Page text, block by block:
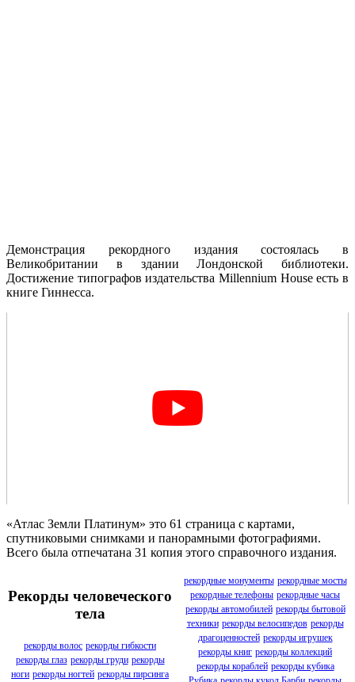
Демонстрация рекордного издания состоялась в
Великобритании в здании Лондонской библиотеки.
Достижение типографов издательства Millennium House есть в
книге Гиннесса.
«Атлас Земли Платинум» это 61 страница с картами,
спутниковыми снимками и панорамными фотографиями.
Всего была отпечатана 31 копия этого справочного издания.
Рекорды человеческого
тела
рекорды волос рекорды гибкости
рекорды глаз рекорды груди рекорды
ноги рекорды ногтей рекорды пирсинга
рекордные монументы рекордные мосты
рекордные телефоны рекордные часы
рекорды автомобилей рекорды бытовой
техники рекорды велосипедов рекорды
драгоценностей рекорды игрушек
рекорды книг рекорды коллекций
рекорды кораблей рекорды кубика